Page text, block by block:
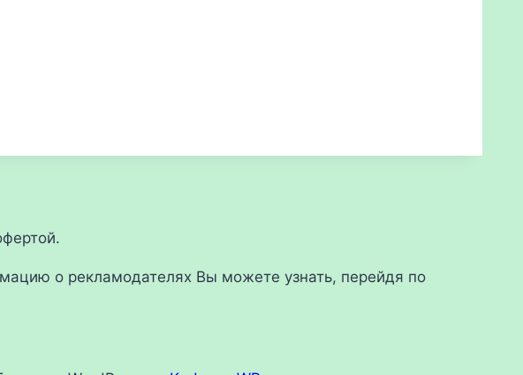
о рекламодателях Вы можете узнать, перейдя по